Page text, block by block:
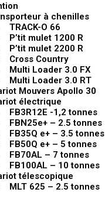
à chenilles
TRACK-O 66
P’tit mulet 1200 R
P’tit mulet 2200 R
Cross Country
Multi Loader 3.0 FX
Multi Loader 3.0 RT
Mouvers Apollo 30
électrique
FB3R12E -1,2 tonnes
FBN25e+ – 2.5 tonnes
FB35Q e+ – 3.5 tonnes
FB50Q e+ – 5 tonnes
FB70AL – 7 tonnes
FB100AL – 10 tonnes
télescopique
MLT 625 – 2.5 tonnes